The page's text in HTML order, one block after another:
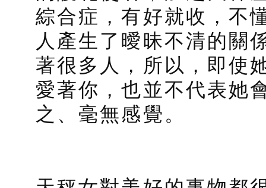
綜合症，有好就收，不
人產生了曖昧不清的關
著很多人，所以，即使
愛著你，也並不代表她
之、毫無感覺。